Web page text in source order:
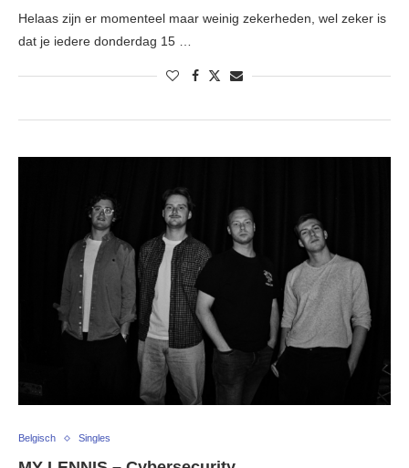
Helaas zijn er momenteel maar weinig zekerheden, wel zeker is
dat je iedere donderdag 15 …
Belgisch Singles